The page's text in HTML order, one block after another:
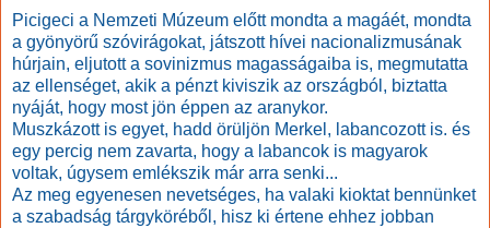
Picigeci a Nemzeti Múzeum előtt mondta a magáét, mondta
a gyönyörű szóvirágokat, játszott hívei nacionalizmusának
húrjain, eljutott a sovinizmus magasságaiba is, megmutatta
az ellenséget, akik a pénzt kiviszik az országból, biztatta
nyáját, hogy most jön éppen az aranykor.
Muszkázott is egyet, hadd örüljön Merkel, labancozott is. és
egy percig nem zavarta, hogy a labancok is magyarok
voltak, úgysem emlékszik már arra senki...
Az meg egyenesen nevetséges, ha valaki kioktat bennünket
a szabadság tárgyköréből, hisz ki értene ehhez jobban